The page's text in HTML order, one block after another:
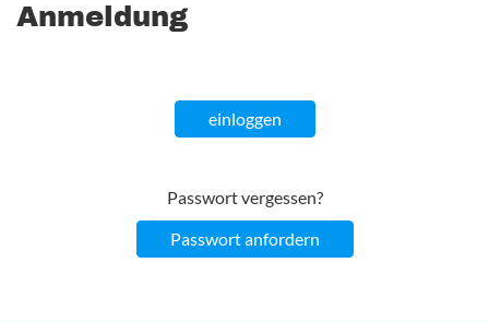
Anmeldung
einloggen
Passwort vergessen?
Passwort anfordern